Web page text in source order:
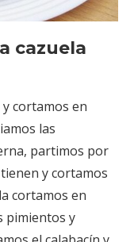
cazuela
cortamos en
las
partimos por
y cortamos
cortamos en
pimientos y